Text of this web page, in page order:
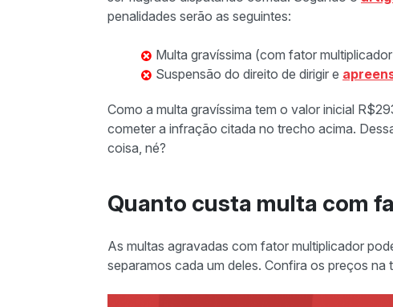
penalidades serão as seguintes:
Multa gravíssima (com fator
Suspensão do direito de dirigir e
Como a multa gravíssima tem o valor inicial
cometer a infração citada no trecho acima.
coisa, né?
Quanto custa multa com
As multas agravadas com fator multiplicador
separamos cada um deles. Confira os preços na